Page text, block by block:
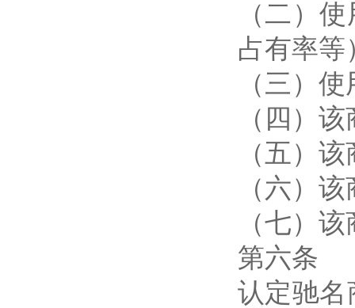
（二）
占有率等
（三）
（四）
（五）
（六）
（七）
第六条
认定驰名